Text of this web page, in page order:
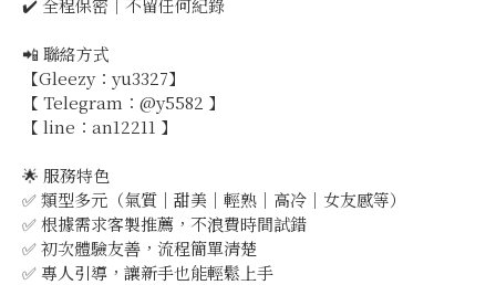
📲 聯絡方式
【Gleezy：yu3327】
【 Telegram：@y5582 】
【 line：an12211 】
🌟 服務特色
✅ 類型多元（氣質｜甜美｜輕熟｜高冷｜女友感等）
✅ 根據需求客製推薦，不浪費時間試錯
✅ 初次體驗友善，流程簡單清楚
✅ 專人引導，讓新手也能輕鬆上手